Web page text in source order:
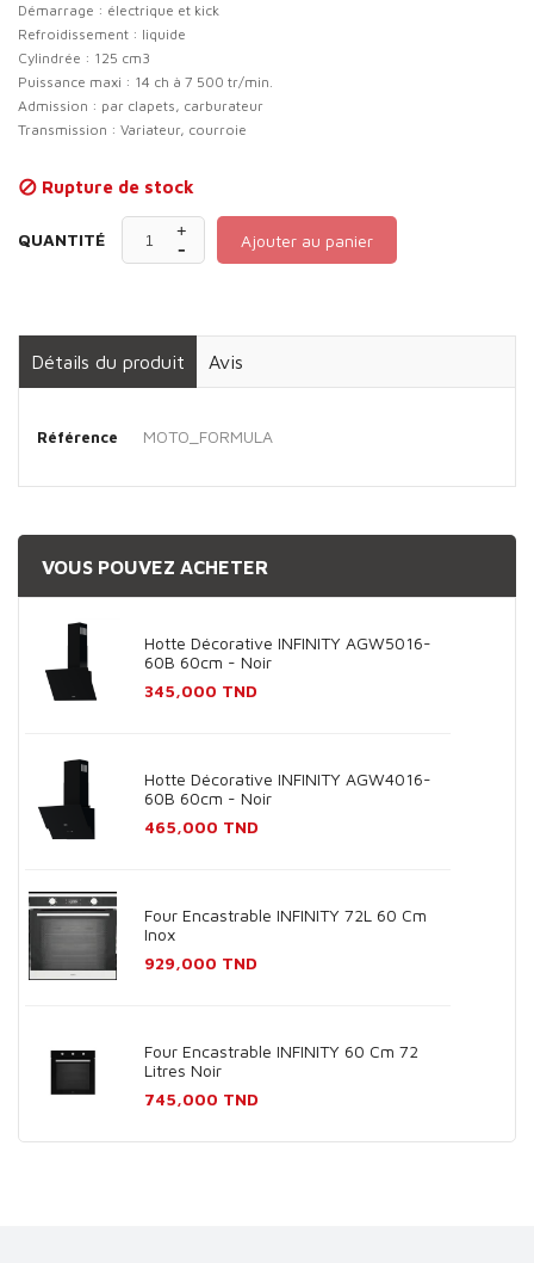
Démarrage : électrique et kick
Refroidissement : liquide
Cylindrée : 125 cm3
Puissance maxi : 14 ch à 7 500 tr/min.
Admission : par clapets, carburateur
Transmission : Variateur, courroie
 Rupture de stock
QUANTITÉ Ajouter au panier
Détails du produit Avis
Référence MOTO_FORMULA
VOUS POUVEZ ACHETER
Hotte Décorative INFINITY AGW5016-
60B 60cm - Noir
Prix
345,000 TND
Hotte Décorative INFINITY AGW4016-
60B 60cm - Noir
Prix
465,000 TND
Four Encastrable INFINITY 72L 60 Cm
Inox
Prix
929,000 TND
Four Encastrable INFINITY 60 Cm 72
Litres Noir
Prix
745,000 TND